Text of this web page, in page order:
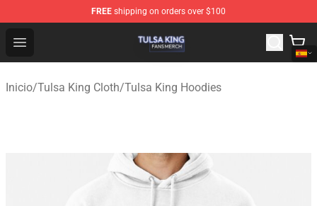
FREE shipping on orders over $100
Open menu
Tulsa King Shop - Official Tulsa King Merchandise Store
Inicio/Tulsa King Cloth/Tulsa King Hoodies